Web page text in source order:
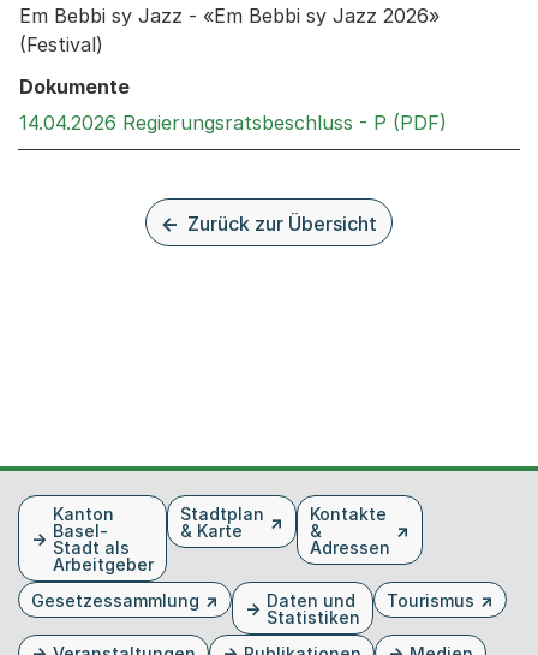
Em Bebbi sy Jazz - «Em Bebbi sy Jazz 2026»
(Festival)
Dokumente
14.04.2026 Regierungsratsbeschluss - P (PDF)
Zurück zur Übersicht
FusszeileKanton
Basel-
Stadt als
Arbeitgeber
Stadtplan
& Karte
Kontakte
&
Adressen
Gesetzessammlung
Daten und
Statistiken
Tourismus